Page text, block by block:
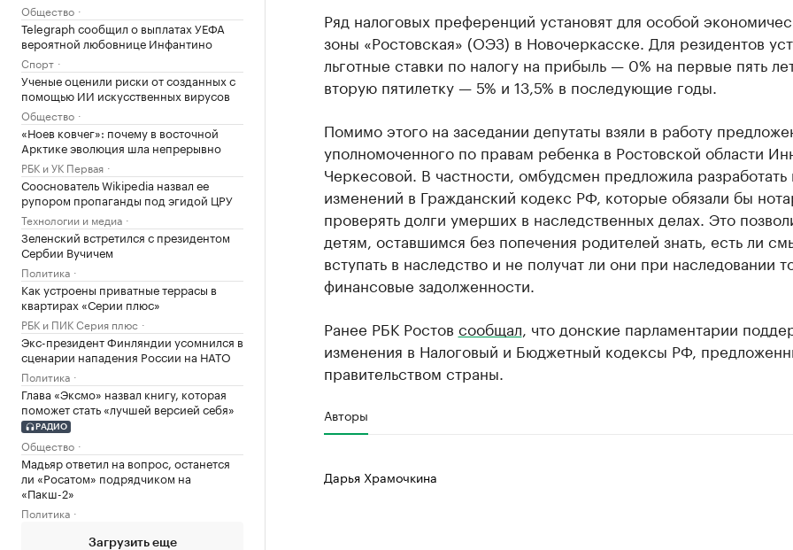
Общество
Telegraph сообщил о выплатах УЕФА
вероятной любовнице Инфантино
Спорт
Ученые оценили риски от созданных с
помощью ИИ искусственных вирусов
Общество
«Ноев ковчег»: почему в восточной
Арктике эволюция шла непрерывно
РБК и УК Первая
Сооснователь Wikipedia назвал ее
рупором пропаганды под эгидой ЦРУ
Технологии и медиа
Зеленский встретился с президентом
Сербии Вучичем
Политика
Как устроены приватные террасы в
квартирах «Серии плюс»
РБК и ПИК Серия плюс
Экс-президент Финляндии усомнился в
сценарии нападения России на НАТО
Политика
Глава «Эксмо» назвал книгу, которая
поможет стать «лучшей версией себя»
РАДИО
Общество
Мадьяр ответил на вопрос, останется
ли «Росатом» подрядчиком на
«Пакш-2»
Политика
Загрузить еще
Ряд налоговых преференций установят для особой
зоны «Ростовская» (ОЭЗ) в Новочеркасске. Для резидентов
льготные ставки по налогу на прибыль — 0% на первые пять
вторую пятилетку — 5% и 13,5% в последующие годы.
Помимо этого на заседании депутаты взяли в работу
уполномоченного по правам ребенка в Ростовской области
Черкесовой. В частности, омбудсмен предложила разработать
изменений в Гражданский кодекс РФ, которые обязали бы
проверять долги умерших в наследственных делах. Это
детям, оставшимся без попечения родителей знать, есть ли
вступать в наследство и не получат ли они при наследовании
финансовые задолженности.
Ранее РБК Ростов сообщал , что донские парламентарии
изменения в Налоговый и Бюджетный кодексы РФ,
правительством страны.
Авторы
Дарья Храмочкина